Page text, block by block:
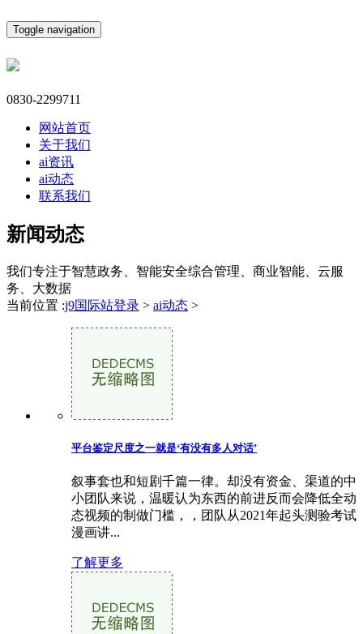
Toggle navigation
0830-2299711
网站首页
关于我们
ai资讯
ai动态
联系我们
新闻动态
我们专注于智慧政务、智能安全综合管理、商业智能、云服
务、大数据
当前位置 :j9国际站登录 > ai动态 >
平台鉴定尺度之一就是‘有没有多人对话’
叙事套也和短剧千篇一律。却没有资金、渠道的中
小团队来说，温暖认为东西的前进反而会降低全动
态视频的制做门槛，，团队从2021年起头测验考试
漫画讲...
了解更多